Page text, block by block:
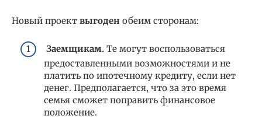
Новый проект выгоден обеим сторонам:
Заемщикам. Те могут воспользоваться
предоставленными возможностями и не
платить по ипотечному кредиту, если нет
денег. Предполагается, что за это время
семья сможет поправить финансовое
положение.